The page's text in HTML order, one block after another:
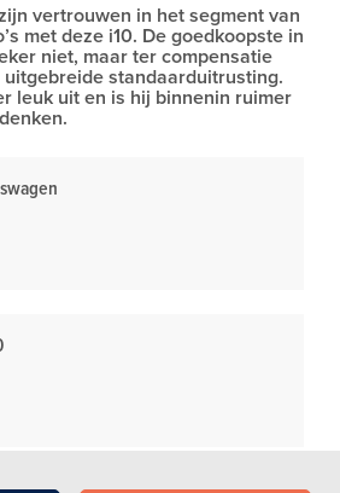
vertrouwen in het segment van
met deze i10. De goedkoopste in
niet, maar ter compensatie
standaarduitrusting.
leuk uit en is hij binnenin ruimer